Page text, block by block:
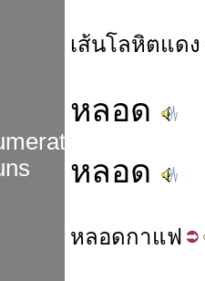
เส้นโลหิตแดง
หลอด
หลอด
หลอดกาแฟ